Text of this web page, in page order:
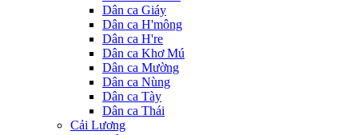
Dân ca Giáy
Dân ca H'mông
Dân ca H're
Dân ca Khơ Mú
Dân ca Mường
Dân ca Nùng
Dân ca Tày
Dân ca Thái
Cải Lương